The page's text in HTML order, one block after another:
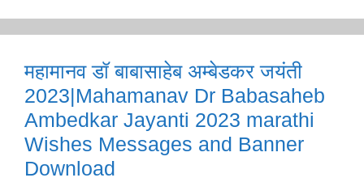
महामानव डॉ बाबासाहेब अम्बेडकर जयंती
2023|Mahamanav Dr Babasaheb
Ambedkar Jayanti 2023 marathi
Wishes Messages and Banner
Download